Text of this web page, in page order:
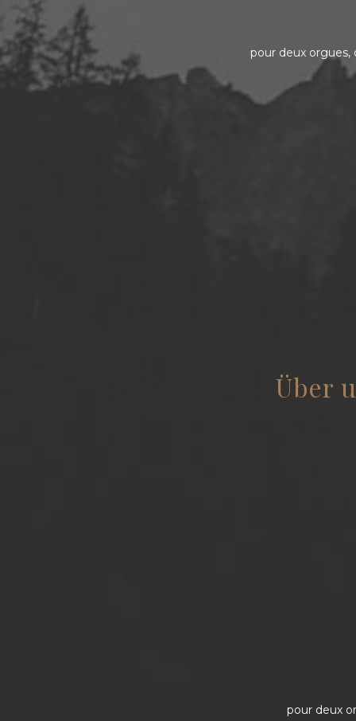
pour deux orgues,
Über
pour deux